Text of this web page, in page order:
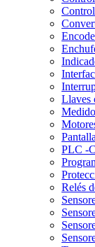
Llaves
PLC -
Relés